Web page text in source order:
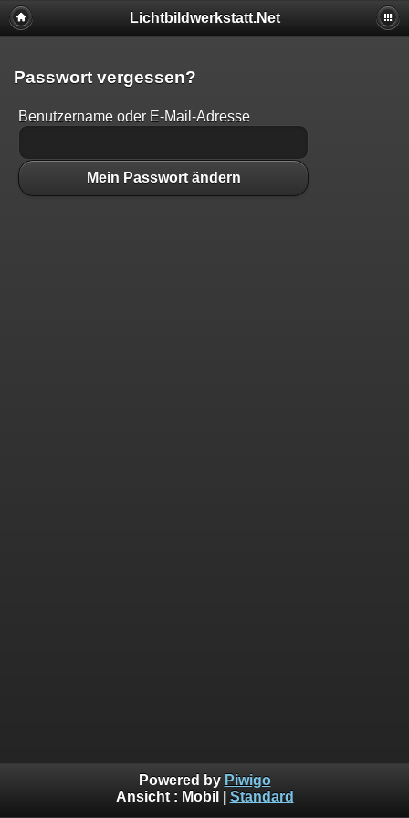
Lichtbildwerkstatt.Net
Passwort vergessen?
Benutzername oder E-Mail-Adresse
Mein Passwort ändern
Powered by Piwigo
Ansicht : Mobil Standard